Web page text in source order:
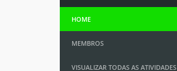
HOME
MEMBROS
VISUALIZAR TODAS AS ATIVIDADES